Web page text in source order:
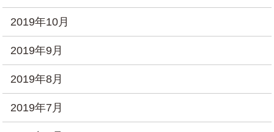
2019年10月
2019年9月
2019年8月
2019年7月